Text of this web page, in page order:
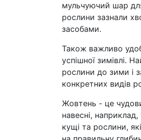
мульчуючий шар
рослини зазнали
засобами.
Також важливо
успішної зимівлі.
рослини до зими і
конкретних видів
Жовтень - це
навесні,
кущі та рослини,